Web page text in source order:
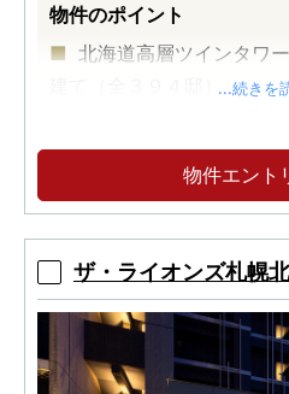
物件のポイント
北海道高層ツインタワ
大規模複合開発［住宅
ホテル・病院］
...続きを
物件エント
ザ・ライオンズ札幌